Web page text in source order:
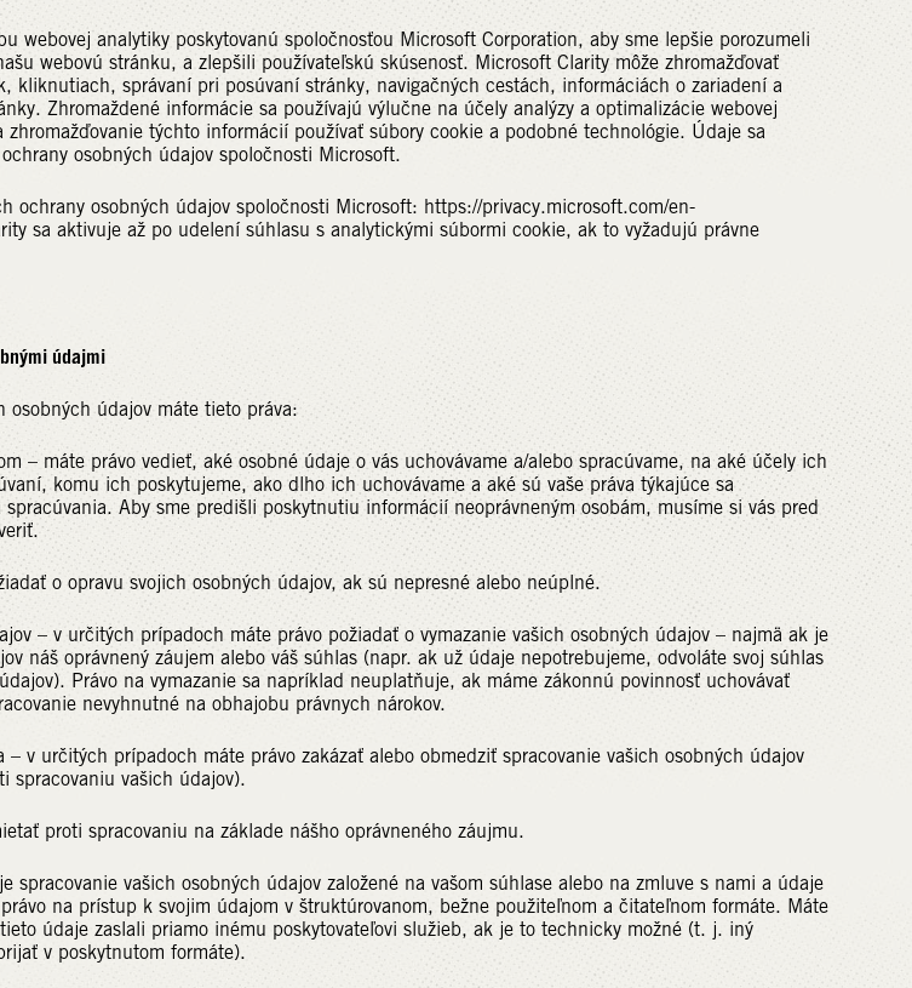
webovej analytiky poskytovanú spoločnosťou Microsoft Corporation, aby sme lepšie porozumeli
webovú stránku, a zlepšili používateľskú skúsenosť. Microsoft Clarity môže zhromažďovať
kliknutiach, správaní pri posúvaní stránky, navigačných cestách, informáciách o zariadení a
Zhromaždené informácie sa používajú výlučne na účely analýzy a optimalizácie webovej
týchto informácií používať súbory cookie a podobné technológie. Údaje sa
osobných údajov spoločnosti Microsoft.
ochrany osobných údajov spoločnosti Microsoft: https://privacy.microsoft.com/en-
sa aktivuje až po udelení súhlasu s analytickými súbormi cookie, ak to vyžadujú právne
údajmi
osobných údajov máte tieto práva:
– máte právo vedieť, aké osobné údaje o vás uchovávame a/alebo spracúvame, na aké účely ich
komu ich poskytujeme, ako dlho ich uchovávame a aké sú vaše práva týkajúce sa
spracúvania. Aby sme predišli poskytnutiu informácií neoprávneným osobám, musíme si vás pred
o opravu svojich osobných údajov, ak sú nepresné alebo neúplné.
– v určitých prípadoch máte právo požiadať o vymazanie vašich osobných údajov – najmä ak je
náš oprávnený záujem alebo váš súhlas (napr. ak už údaje nepotrebujeme, odvoláte svoj súhlas
Právo na vymazanie sa napríklad neuplatňuje, ak máme zákonnú povinnosť uchovávať
nevyhnutné na obhajobu právnych nárokov.
– v určitých prípadoch máte právo zakázať alebo obmedziť spracovanie vašich osobných údajov
spracovaniu vašich údajov).
proti spracovaniu na základe nášho oprávneného záujmu.
spracovanie vašich osobných údajov založené na vašom súhlase alebo na zmluve s nami a údaje
na prístup k svojim údajom v štruktúrovanom, bežne použiteľnom a čitateľnom formáte. Máte
údaje zaslali priamo inému poskytovateľovi služieb, ak je to technicky možné (t. j. iný
v poskytnutom formáte).